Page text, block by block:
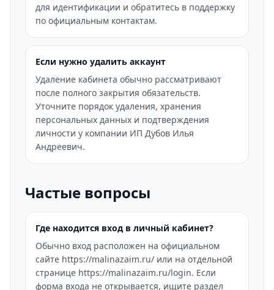
для идентификации и обратитесь в поддержку
по официальным контактам.
Если нужно удалить аккаунт
Удаление кабинета обычно рассматривают
после полного закрытия обязательств.
Уточните порядок удаления, хранения
персональных данных и подтверждения
личности у компании ИП Дубов Илья
Андреевич.
Частые вопросы
Где находится вход в личный кабинет?
Обычно вход расположен на официальном
сайте https://malinazaim.ru/ или на отдельной
странице https://malinazaim.ru/login. Если
форма входа не открывается, ищите раздел